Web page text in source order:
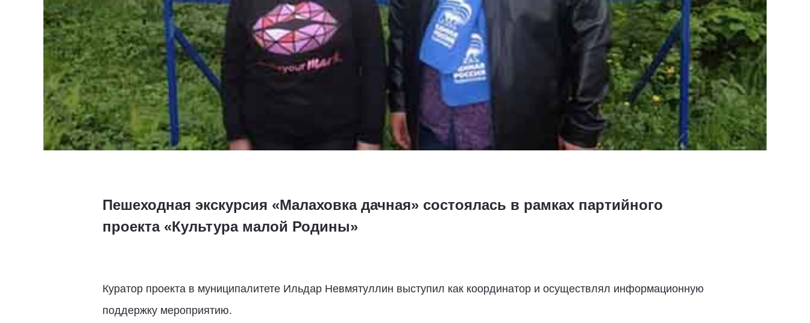
Пешеходная экскурсия «Малаховка дачная» состоялась в рамках партийного
проекта «Культура малой Родины»
Куратор проекта в муниципалитете Ильдар Невмятуллин выступил как координатор и осуществлял информационную
поддержку мероприятию.